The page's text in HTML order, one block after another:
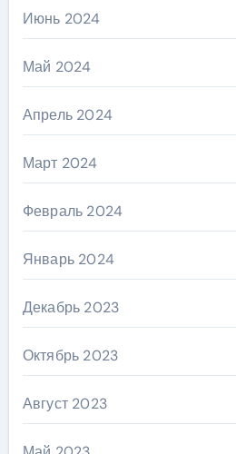
Июнь 2024
Май 2024
Апрель 2024
Март 2024
Февраль 2024
Январь 2024
Декабрь 2023
Октябрь 2023
Август 2023